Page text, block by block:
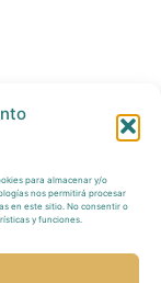
para almacenar y/o
nos permitirá procesar
en este sitio. No consentir o
y funciones.